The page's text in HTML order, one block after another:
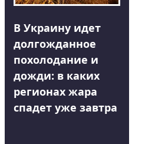
В Украину идет
долгожданное
похолодание и
дожди: в каких
регионах жара
спадет уже завтра